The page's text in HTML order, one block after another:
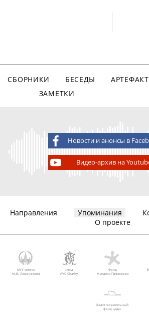
СБОРНИКИ БЕСЕДЫ
ЗАМЕТКИ
Новости и анонсы в
Видео-архив на
Направления Упоминания
О проекте
МГУ имени
М.В. Ломоносова
Фонд
AVC Charity
Фонд
Михаила Прохорова
Благотворительный
фонд «Дар»